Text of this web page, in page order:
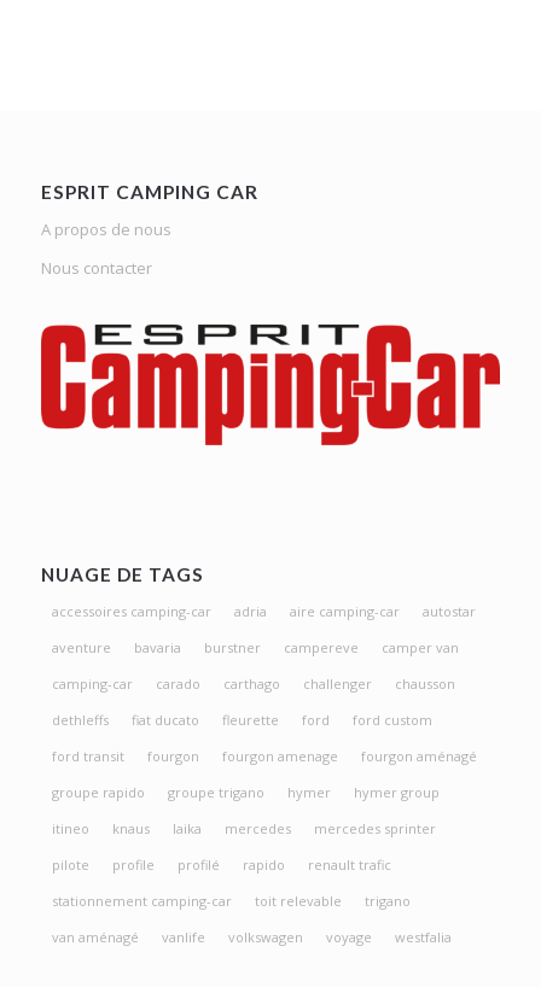
ESPRIT CAMPING CAR
A propos de nous
Nous contacter
NUAGE DE TAGS
accessoires camping-car adria aire camping-car
autostar
aventure
bavaria burstner campereve
camper van
camping-car
carado carthago challenger
chausson
dethleffs
fiat ducato fleurette ford
ford custom
ford transit
fourgon fourgon amenage
fourgon aménagé
groupe rapido
groupe trigano hymer
hymer group
itineo
knaus laika mercedes
mercedes sprinter
pilote
profile profilé rapido
renault trafic
stationnement camping-car
toit relevable
trigano
van aménagé
vanlife volkswagen voyage westfalia